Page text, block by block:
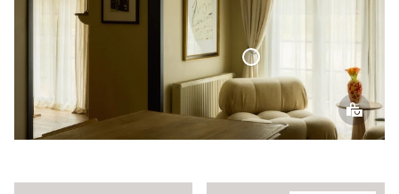
Tunn Linnegardin
Gardinomtag Kedja